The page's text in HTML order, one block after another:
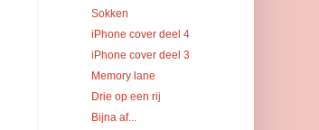
Sokken
iPhone cover deel 4
iPhone cover deel 3
Memory lane
Drie op een rij
Bijna af...